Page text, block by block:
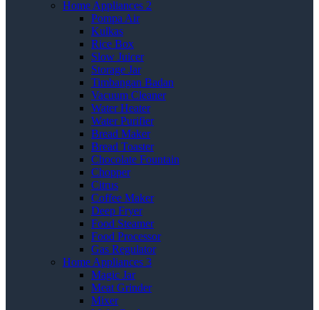
Home Appliances 2
Pompa Air
Kulkas
Rice Box
Slow Juicer
Storage Jar
Timbangan Badan
Vacuum Cleaner
Water Heater
Water Purifier
Bread Maker
Bread Toaster
Chocolate Fountain
Chopper
Citrus
Coffee Maker
Deep Fryer
Food Steamer
Food Processor
Gas Regulator
Home Appliances 3
Magic Jar
Meat Grinder
Mixer